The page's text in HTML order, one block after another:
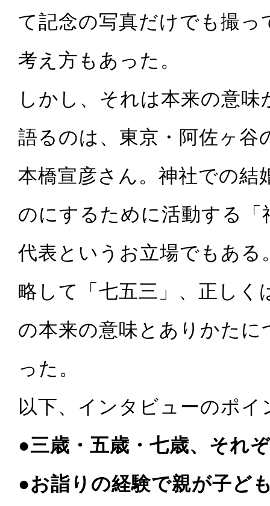
て記念の写真だけでも撮
考え方もあった。
しかし、それは本来の意
語るのは、東京・阿佐ヶ谷
本橋宣彦さん。神社での結
のにするために活動する「
代表というお立場でもある
略して「七五三」、正しく
の本来の意味とありかた
った。
以下、インタビューのポイ
●三歳・五歳・七歳、それ
●お詣りの経験で親が子ど